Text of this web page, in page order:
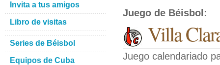
Juego de Béisbol :
Villa
Juego calendariado
Invita a tus amigos
Libro de visitas
Series de Béisbol
Equipos de Cuba